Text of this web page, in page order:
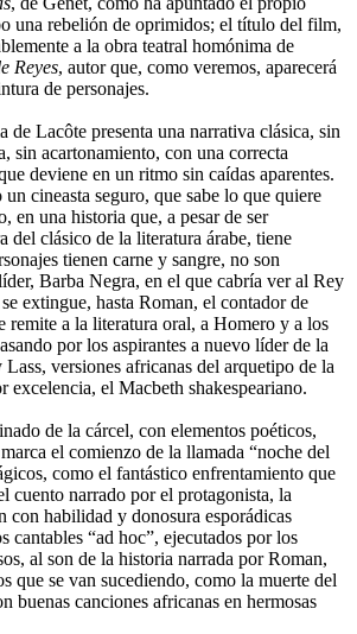
una rebelión de oprimidos; el título del film,
a la obra teatral homónima de
Reyes, autor que, como veremos, aparecerá
de personajes.
de Lacôte presenta una narrativa clásica, sin
sin acartonamiento, con una correcta
deviene en un ritmo sin caídas aparentes.
cineasta seguro, que sabe lo que quiere
en una historia que, a pesar de ser
del clásico de la literatura árabe, tiene
tienen carne y sangre, no son
Barba Negra, en el que cabría ver al Rey
extingue, hasta Roman, el contador de
remite a la literatura oral, a Homero y a los
por los aspirantes a nuevo líder de la
versiones africanas del arquetipo de la
excelencia, el Macbeth shakespeariano.
de la cárcel, con elementos poéticos,
el comienzo de la llamada “noche del
como el fantástico enfrentamiento que
cuento narrado por el protagonista, la
con habilidad y donosura esporádicas
cantables “ad hoc”, ejecutados por los
al son de la historia narrada por Roman,
que se van sucediendo, como la muerte del
buenas canciones africanas en hermosas